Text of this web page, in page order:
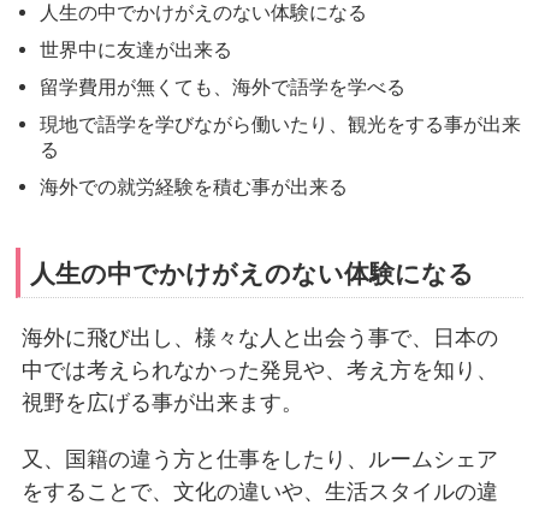
人生の中でかけがえのない体験になる
世界中に友達が出来る
留学費用が無くても、海外で語学を学べる
現地で語学を学びながら働いたり、観光をする事が出来
る
海外での就労経験を積む事が出来る
人生の中でかけがえのない体験になる
海外に飛び出し、様々な人と出会う事で、日本の
中では考えられなかった発見や、考え方を知り、
視野を広げる事が出来ます。
又、国籍の違う方と仕事をしたり、ルームシェア
をすることで、文化の違いや、生活スタイルの違